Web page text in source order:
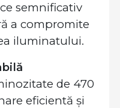
semnificativ
a compromite
iluminatului.
de 470
eficientă și